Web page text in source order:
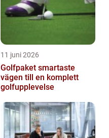
11 juni 2026
Golfpaket smartaste
vägen till en komplett
golfupplevelse